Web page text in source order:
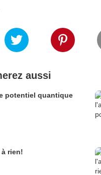
aussi
potentiel quantique
à rien!